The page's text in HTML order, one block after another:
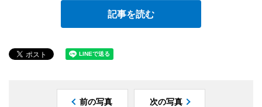
記事を読む
前の写真 次の写真